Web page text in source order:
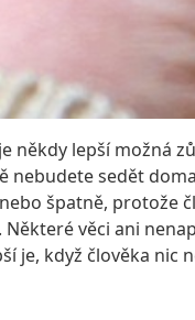
někdy lepší možná
nebudete sedět
špatně, protože
věci ani
je, když člověka nic